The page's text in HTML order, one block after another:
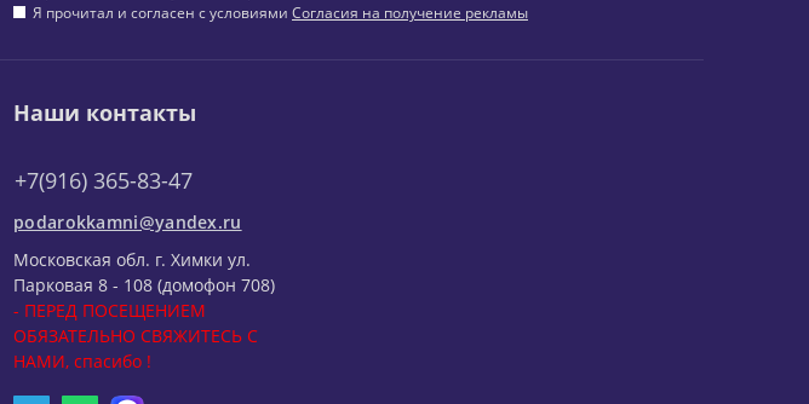
Я прочитал и согласен с условиями Согласия на получение рекламы
Наши контакты
+7(916) 365-83-47
podarokkamni@yandex.ru
Московская обл. г. Химки ул.
Парковая 8 - 108 (домофон 708)
- ПЕРЕД ПОСЕЩЕНИЕМ
ОБЯЗАТЕЛЬНО СВЯЖИТЕСЬ С
НАМИ, спасибо !